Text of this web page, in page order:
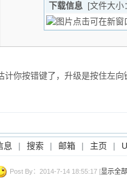
下载信息 [文件大小
计你按错键了，升级是按住左向
息 | 搜索 | 邮箱 | 主页 |
Post By：2014-7-14 18:55:17 [显示全